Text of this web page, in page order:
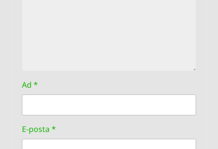
Ad *
E-posta *